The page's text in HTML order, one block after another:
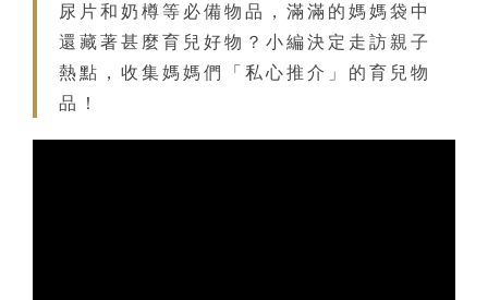
尿片和奶樽等必備物品，滿滿的媽媽袋中
還藏著甚麼育兒好物？小編決定走訪親子
熱點，收集媽媽們「私心推介」的育兒物
品！